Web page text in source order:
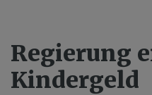
Regierung
Kindergeld